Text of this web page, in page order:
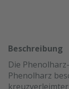
Beschreibung
Die
Phenolharz